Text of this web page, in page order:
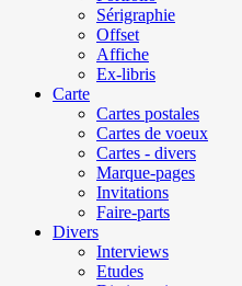
Sérigraphie
Offset
Affiche
Ex-libris
Carte
Cartes postales
Cartes de voeux
Cartes - divers
Marque-pages
Invitations
Faire-parts
Divers
Interviews
Etudes